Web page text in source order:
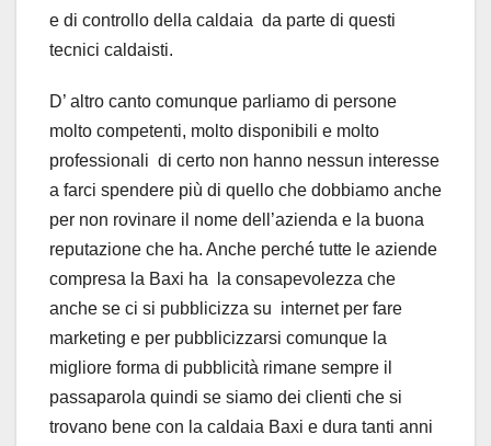
e di controllo della caldaia da parte di questi
tecnici caldaisti.
D’ altro canto comunque parliamo di persone
molto competenti, molto disponibili e molto
professionali di certo non hanno nessun interesse
a farci spendere più di quello che dobbiamo anche
per non rovinare il nome dell’azienda e la buona
reputazione che ha. Anche perché tutte le aziende
compresa la Baxi ha la consapevolezza che
anche se ci si pubblicizza su internet per fare
marketing e per pubblicizzarsi comunque la
migliore forma di pubblicità rimane sempre il
passaparola quindi se siamo dei clienti che si
trovano bene con la caldaia Baxi e dura tanti anni